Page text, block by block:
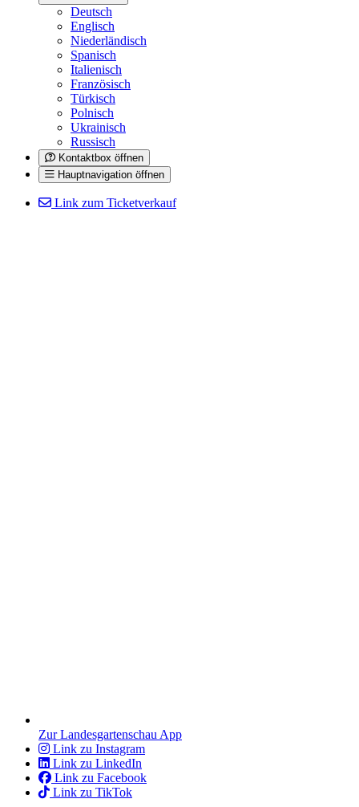
Deutsch
Englisch
Niederländisch
Spanisch
Italienisch
Französisch
Türkisch
Polnisch
Ukrainisch
Russisch
Kontaktbox öffnen
Hauptnavigation öffnen
Link zum Ticketverkauf
Zur Landesgartenschau App
Link zu Instagram
Link zu LinkedIn
Link zu Facebook
Link zu TikTok